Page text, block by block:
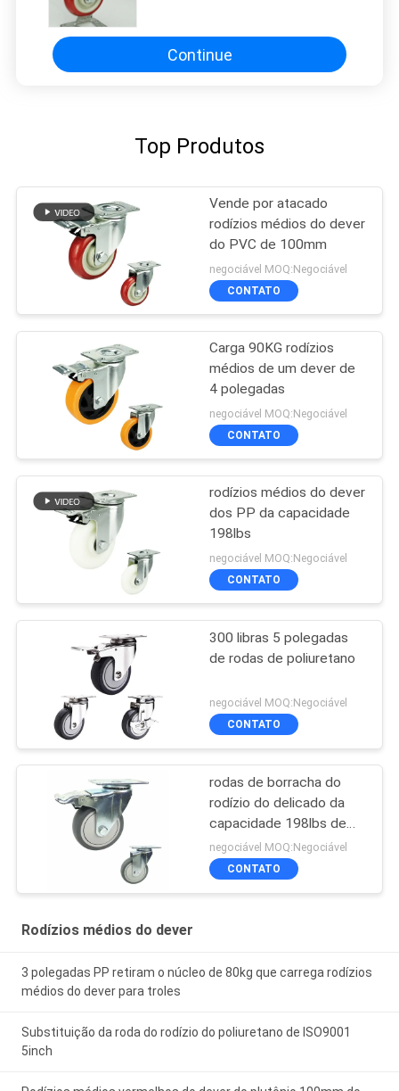
bloqueio lateral
Continue
Top Produtos
Vende por atacado
rodízios médios do dever
do PVC de 100mm
negociável MOQ:Negociável
CONTATO
Carga 90KG rodízios
médios de um dever de
4 polegadas
negociável MOQ:Negociável
CONTATO
rodízios médios do dever
dos PP da capacidade
198lbs
negociável MOQ:Negociável
CONTATO
300 libras 5 polegadas
de rodas de poliuretano
negociável MOQ:Negociável
CONTATO
rodas de borracha do
rodízio do delicado da
capacidade 198lbs de
100mm com tampas
negociável MOQ:Negociável
CONTATO
Rodízios médios do dever
3 polegadas PP retiram o núcleo de 80kg que carrega rodízios
médios do dever para troles
Substituição da roda do rodízio do poliuretano de ISO9001
5inch